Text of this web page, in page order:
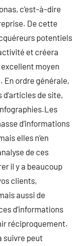
c’est-à-dire
De cette
potentiels
et créera
excellent moyen
En ordre générale,
de site,
d’informations
elles n’en
de ces
il y a beaucoup
clients,
aussi de
d’informations
réciproquement.
suivre peut